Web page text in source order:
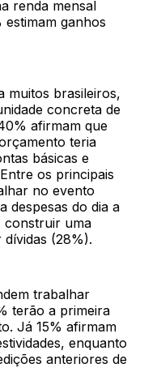
renda mensal
ganhos
muitos brasileiros,
concreta de
afirmam que
teria
básicas e
os principais
no evento
despesas do dia a
construir uma
(28%).
trabalhar
terão a primeira
Já 15% afirmam
enquanto
anteriores de